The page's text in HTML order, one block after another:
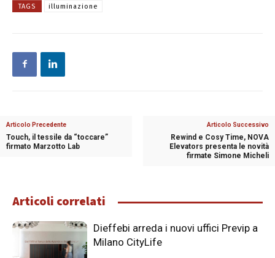
TAGS illuminazione
Articolo Precedente
Touch, il tessile da “toccare”
firmato Marzotto Lab
Articolo Successivo
Rewind e Cosy Time, NOVA
Elevators presenta le novità
firmate Simone Micheli
Articoli correlati
Dieffebi arreda i nuovi uffici Previp a
Milano CityLife